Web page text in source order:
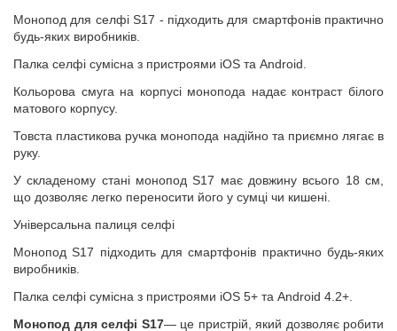
Монопод для селфі S17 - підходить для смартфонів практично
будь-яких виробників.
Палка селфі сумісна з пристроями iOS та Android.
Кольорова смуга на корпусі монопода надає контраст білого
матового корпусу.
Товста пластикова ручка монопода надійно та приємно лягає в
руку.
У складеному стані монопод S17 має довжину всього 18 см,
що дозволяє легко переносити його у сумці чи кишені.
Універсальна палиця селфі
Монопод S17 підходить для смартфонів практично будь-яких
виробників.
Палка селфі сумісна з пристроями iOS 5+ та Android 4.2+.
Монопод для селфі S17— це пристрій, який дозволяє робити